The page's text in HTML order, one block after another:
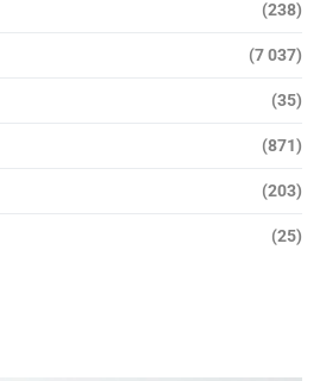
(238)
(7 037)
(35)
(871)
(203)
(25)